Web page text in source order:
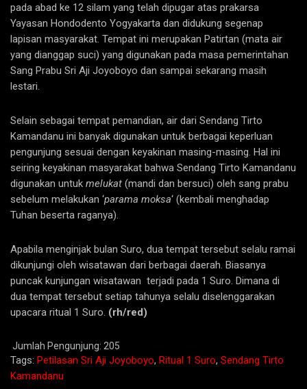
pada abad ke 12 silam yang telah dipugar atas prakarsa
Yayasan Hondodento Yogyakarta dan didukung segenap
lapisan masyarakat. Tempat ini merupakan Patirtan (mata air
yang dianggap suci) yang digunakan pada masa pemerintahan
Sang Prabu Sri Aji Joyoboyo dan sampai sekarang masih
lestari.
Selain sebagai tempat pemandian, air dari Sendang Tirto
Kamandanu ini banyak digunakan untuk berbagai keperluan
pengunjung sesuai dengan keyakinan masing-masing. Hal ini
seiring keyakinan masyarakat bahwa Sendang Tirto Kamandanu
digunakan untuk melukat (mandi dan bersuci) oleh sang prabu
sebelum melakukan ‘parama moksa‘ (kembali menghadap
Tuhan beserta raganya).
Apabila menginjak bulan Suro, dua tempat tersebut selalu ramai
dikunjungi oleh wisatawan dari berbagai daerah. Biasanya
puncak kunjungan wisatawan terjadi pada 1 Suro. Dimana di
dua tempat tersebut setiap tahunya selalu diselenggarakan
upacara ritual 1 Suro. (rh/red)
Jumlah Pengunjung: 205
Tags: Petilasan Sri Aji Joyoboyo, Ritual 1 Suro, Sendang Tirto
Kamandanu